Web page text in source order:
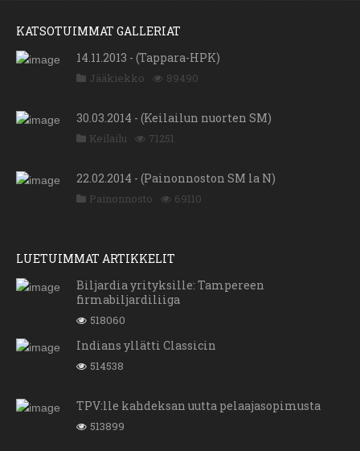
KATSOTUIMMAT GALLERIAT
14.11.2013 - (Tappara-HPK)
Jääkiekko 89490
30.03.2014 - (Keilailun nuorten SM)
Keilailu 71251
22.02.2014 - (Painonnoston SM la N)
Painonnosto 69110
LUETUIMMAT ARTIKKELIT
Biljardia yrityksille: Tampereen
firmabiljardiliiga
518060
Indians yllätti Classicin
514538
TPV:lle kahdeksan uutta pelaajasopimusta
513899